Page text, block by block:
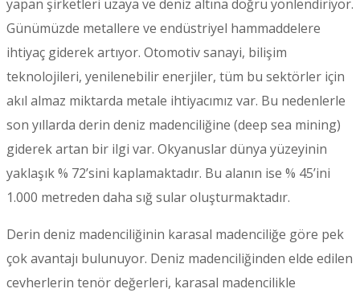
yapan şirketleri uzaya ve deniz altına doğru yönlendiriyor.
Günümüzde metallere ve endüstriyel hammaddelere
ihtiyaç giderek artıyor. Otomotiv sanayi, bilişim
teknolojileri, yenilenebilir enerjiler, tüm bu sektörler için
akıl almaz miktarda metale ihtiyacımız var. Bu nedenlerle
son yıllarda derin deniz madenciliğine (deep sea mining)
giderek artan bir ilgi var. Okyanuslar dünya yüzeyinin
yaklaşık % 72’sini kaplamaktadır. Bu alanın ise % 45’ini
1.000 metreden daha sığ sular oluşturmaktadır.
Derin deniz madenciliğinin karasal madenciliğe göre pek
çok avantajı bulunuyor. Deniz madenciliğinden elde edilen
cevherlerin tenör değerleri, karasal madencilikle